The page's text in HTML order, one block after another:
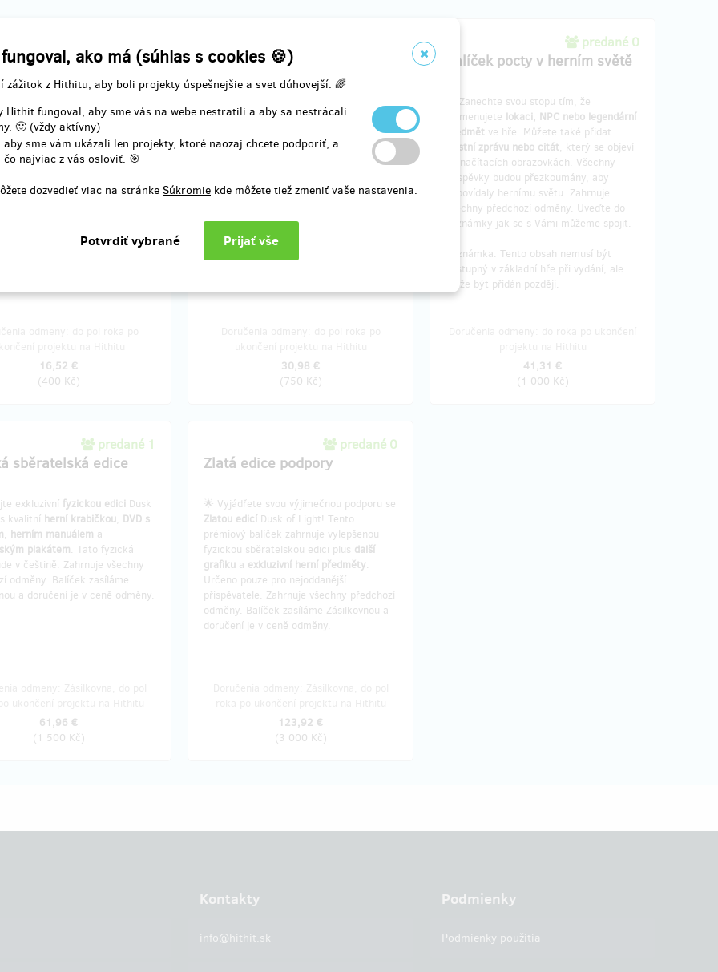
ako má (súhlas s cookies 🍪)
zážitok z Hithitu, aby boli projekty úspešnejšie a svet dúhovejší. 🌈
fungoval, aby sme vás na webe nestratili a aby sa nestrácali
🙂 (vždy aktívny)
sme vám ukázali len projekty, ktoré naozaj chcete podporiť, a
najviac z vás osloviť. 🎯
dozvedieť viac na stránke Súkromie kde môžete tiež zmeniť vaše nastavenia.
nahlédnutí do zákulisí
kanálu, kde nahlédnete do
– od prvních prototypů až po
3D objektů. Je to jako
historie projektu. Zahrnuje
16,52 €
(400 Kč)
Štědrý balíček podpory
Tentoštědrý příspěveknám pomůže hru
posunout dál a rychleji. Na oplátku bude
vaše jménozvýrazněno v titulcích
Zahrnuje všechny předchozí odměny.
30,98 €
(750 Kč)
predané 0
Balíček pocty v herním světě
🏺 Zanechte svou stopu tím, že
pojmenujete lokaci, NPC nebo legendární
předmět ve hře. Můžete také přidat
vlastní zprávu nebo citát, který se objeví
na načítacích obrazovkách. Všechny
příspěvky budou přezkoumány, aby
odpovídaly hernímu světu. Zahrnuje
všechny předchozí odměny. Uveďte do
poznámky jak se s Vámi můžeme spojit.
Poznámka: Tento obsah nemusí být
dostupný v základní hře při vydání, ale
může být přidán později.
41,31 €
(1 000 Kč)
predané 1
sběratelská edice
exkluzivní fyzickou edici Dusk
kvalitní herní krabičkou, DVD s
, herním manuálem a
plakátem. Tato fyzická
v češtině. Zahrnuje všechny
odměny. Balíček zasíláme
a doručení je v ceně odměny.
61,96 €
(1 500 Kč)
predané 0
Zlatá edice podpory
🌟 Vyjádřete svou výjimečnou podporu se
Zlatou edicí Dusk of Light! Tento
prémiový balíček zahrnuje vylepšenou
fyzickou sběratelskou edici plus další
grafiku a exkluzivní herní předměty.
Určeno pouze pro nejoddanější
přispěvatele. Zahrnuje všechny předchozí
odměny. Balíček zasíláme Zásilkovnou a
doručení je v ceně odměny.
123,92 €
(3 000 Kč)
Kontakty
info@hithit.sk
Podmienky
Podmienky použitia